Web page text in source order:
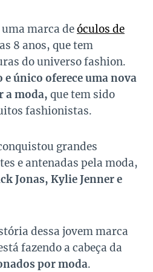
marca deóculos de
8 anos, que tem
do universo fashion.
único oferece uma nova
a moda, que tem sido
fashionistas.
grandes
e antenadas pela moda,
Jonas, Kylie Jenner e
dessa jovem marca
fazendo a cabeça da
por moda.